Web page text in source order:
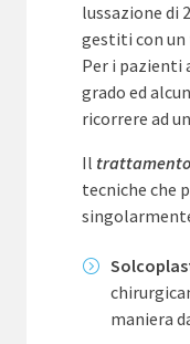
lussazione di
gestiti con
Per i pazienti
grado ed
ricorrere ad
Il
tecniche che
maniera